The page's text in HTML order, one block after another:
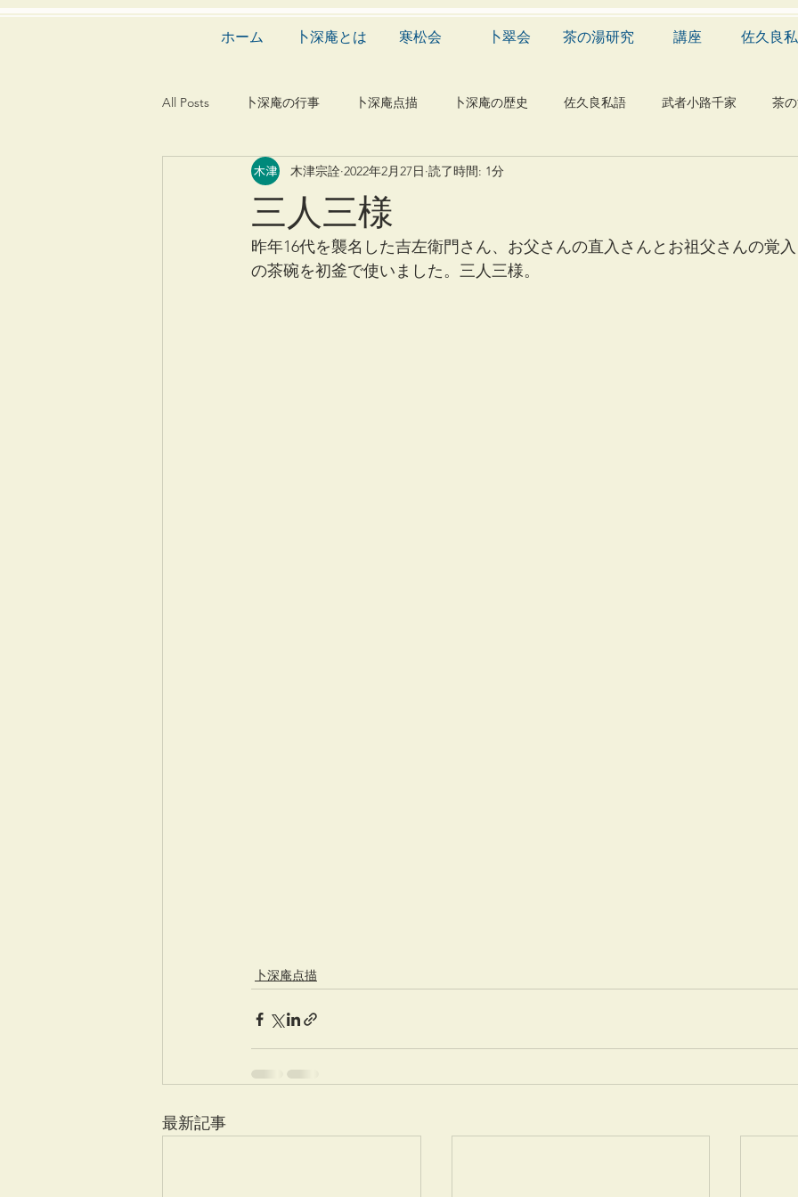
ホーム 卜深庵とは 寒松会 卜翠会 茶の湯研究 講座 佐久良
All Posts 卜深庵の行事 卜深庵点描 卜深庵の歴史 佐久良私語 武者小路千家 茶
漢詩 俳諧 文学 有職 民俗
建築 造園 動物 植物 自然科学 音楽 メディア blog
三人三様
木津宗詮 2022年2月27日 読了時間: 1分
昨年16代を襲名した吉左衛門さん、お父さんの直入さんとお祖父さんの覚
の茶碗を初釜で使いました。三人三様。
卜深庵点描
最新記事